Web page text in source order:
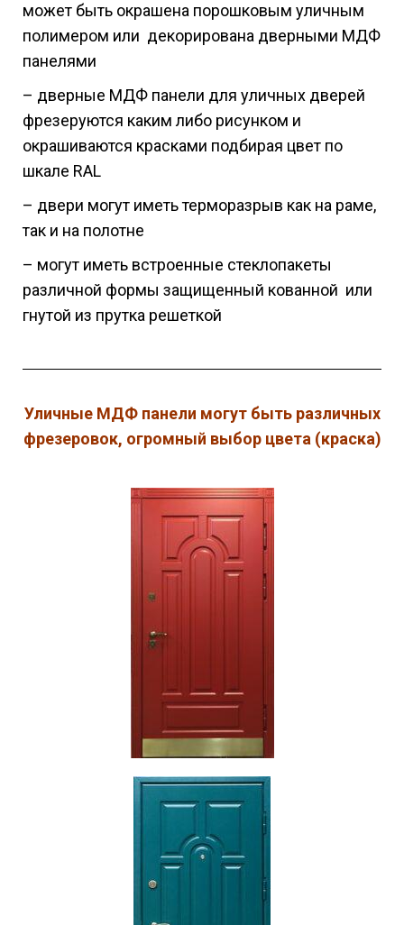
может быть окрашена порошковым уличным
полимером или декорирована дверными МДФ
панелями
– дверные МДФ панели для уличных дверей
фрезеруются каким либо рисунком и
окрашиваются красками подбирая цвет по
шкале RAL
– двери могут иметь терморазрыв как на раме,
так и на полотне
– могут иметь встроенные стеклопакеты
различной формы защищенный кованной или
гнутой из прутка решеткой
Уличные МДФ панели могут быть различных
фрезеровок, огромный выбор цвета (краска)